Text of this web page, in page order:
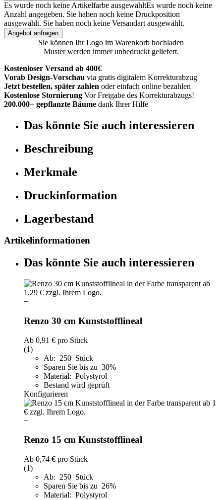
Es wurde noch keine Artikelfarbe ausgewähltEs wurde noch keine
Anzahl angegeben. Sie haben noch keine Druckposition
ausgewählt. Sie haben noch keine Versandart ausgewählt.
Angebot anfragen
Sie können Ihr Logo im Warenkorb hochladen
Muster werden immer unbedruckt geliefert.
Kostenloser Versand ab 400€
Vorab Design-Vorschau via gratis digitalem Korrekturabzug
Jetzt bestellen, später zahlen oder einfach online bezahlen
Kostenlose Stornierung Vor Freigabe des Korrekturabzugs!
200.000+ gepflanzte Bäume dank Ihrer Hilfe
Das könnte Sie auch interessieren
Beschreibung
Merkmale
Druckinformation
Lagerbestand
Artikelinformationen
Das könnte Sie auch interessieren
+
Renzo 30 cm Kunststofflineal
Ab 0,91 € pro Stück
(1)
Ab: 250 Stück
Sparen Sie bis zu 30%
Material: Polystyrol
Bestand wird geprüft
Konfigurieren
+
Renzo 15 cm Kunststofflineal
Ab 0,74 € pro Stück
(1)
Ab: 250 Stück
Sparen Sie bis zu 26%
Material: Polystyrol